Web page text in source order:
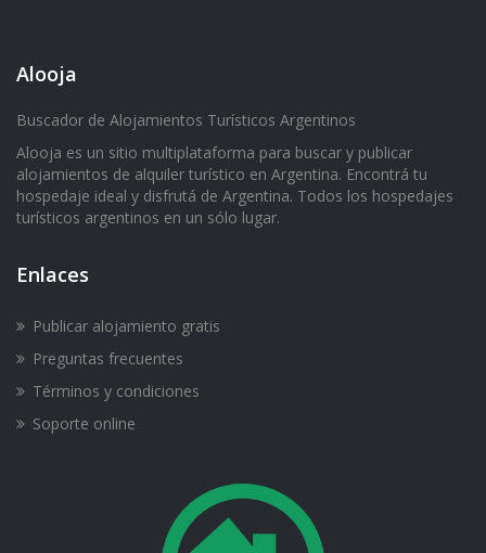
Alooja
Buscador de Alojamientos Turísticos Argentinos
Alooja es un sitio multiplataforma para buscar y publicar
alojamientos de alquiler turístico en Argentina. Encontrá tu
hospedaje ideal y disfrutá de Argentina. Todos los hospedajes
turísticos argentinos en un sólo lugar.
Enlaces
Publicar alojamiento gratis
Preguntas frecuentes
Términos y condiciones
Soporte online